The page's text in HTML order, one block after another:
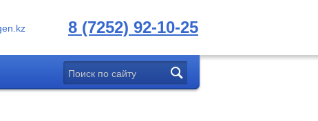
8 (7252) 92-10-25